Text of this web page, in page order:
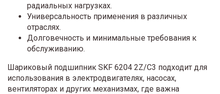
радиальных нагрузках.
Универсальность применения в различных
отраслях.
Долговечность и минимальные требования к
обслуживанию.
Шариковый подшипник SKF 6204 2Z/C3 подходит для
использования в электродвигателях, насосах,
вентиляторах и других механизмах, где важна